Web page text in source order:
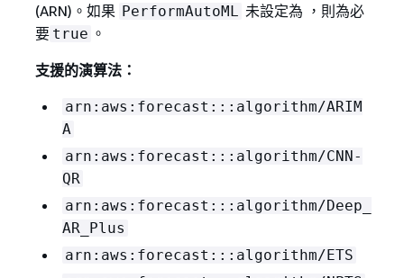
(ARN)。如果 PerformAutoML 未設定為 ，則為必
要 true 。
支援的演算法：
arn:aws:forecast:::algorithm/ARIM
A
arn:aws:forecast:::algorithm/CNN-
QR
arn:aws:forecast:::algorithm/Deep_
AR_Plus
arn:aws:forecast:::algorithm/ETS